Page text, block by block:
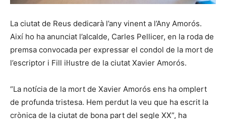
La ciutat de Reus dedicarà l’any vinent a l’Any Amorós.
Així ho ha anunciat l’alcalde, Carles Pellicer, en la roda de
premsa convocada per expressar el condol de la mort de
l’escriptor i Fill il·lustre de la ciutat Xavier Amorós.
“La notícia de la mort de Xavier Amorós ens ha omplert
de profunda tristesa. Hem perdut la veu que ha escrit la
crònica de la ciutat de bona part del segle XX”, ha